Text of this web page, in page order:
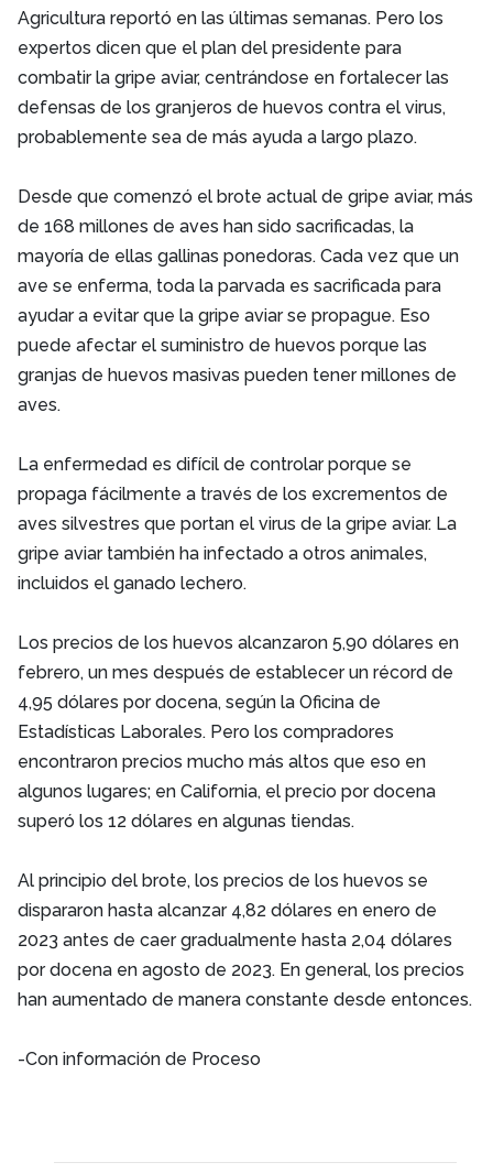
Agricultura reportó en las últimas semanas. Pero los
expertos dicen que el plan del presidente para
combatir la gripe aviar, centrándose en fortalecer las
defensas de los granjeros de huevos contra el virus,
probablemente sea de más ayuda a largo plazo.
Desde que comenzó el brote actual de gripe aviar, más
de 168 millones de aves han sido sacrificadas, la
mayoría de ellas gallinas ponedoras. Cada vez que un
ave se enferma, toda la parvada es sacrificada para
ayudar a evitar que la gripe aviar se propague. Eso
puede afectar el suministro de huevos porque las
granjas de huevos masivas pueden tener millones de
aves.
La enfermedad es difícil de controlar porque se
propaga fácilmente a través de los excrementos de
aves silvestres que portan el virus de la gripe aviar. La
gripe aviar también ha infectado a otros animales,
incluidos el ganado lechero.
Los precios de los huevos alcanzaron 5,90 dólares en
febrero, un mes después de establecer un récord de
4,95 dólares por docena, según la Oficina de
Estadísticas Laborales. Pero los compradores
encontraron precios mucho más altos que eso en
algunos lugares; en California, el precio por docena
superó los 12 dólares en algunas tiendas.
Al principio del brote, los precios de los huevos se
dispararon hasta alcanzar 4,82 dólares en enero de
2023 antes de caer gradualmente hasta 2,04 dólares
por docena en agosto de 2023. En general, los precios
han aumentado de manera constante desde entonces.
-Con información de Proceso